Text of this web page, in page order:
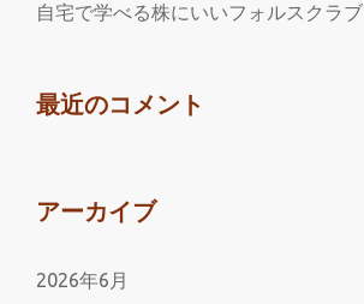
自宅で学べる株にいいフォルスクラブ
最近のコメント
アーカイブ
2026年6月